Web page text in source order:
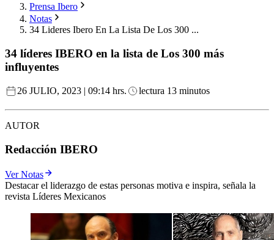
Prensa Ibero
Notas
34 Lideres Ibero En La Lista De Los 300 ...
34 líderes IBERO en la lista de Los 300 más
influyentes
26 JULIO, 2023 | 09:14 hrs. lectura 13 minutos
AUTOR
Redacción IBERO
Ver Notas
Destacar el liderazgo de estas personas motiva e inspira, señala la
revista Líderes Mexicanos